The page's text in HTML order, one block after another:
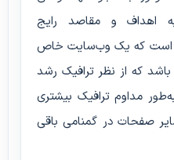
اهداف و مقاصد رایج
است که یک وب‌سایت خاص
که از نظر ترافیک رشد
مداوم ترافیک بیشتری
صفحات در گمنامی باقی